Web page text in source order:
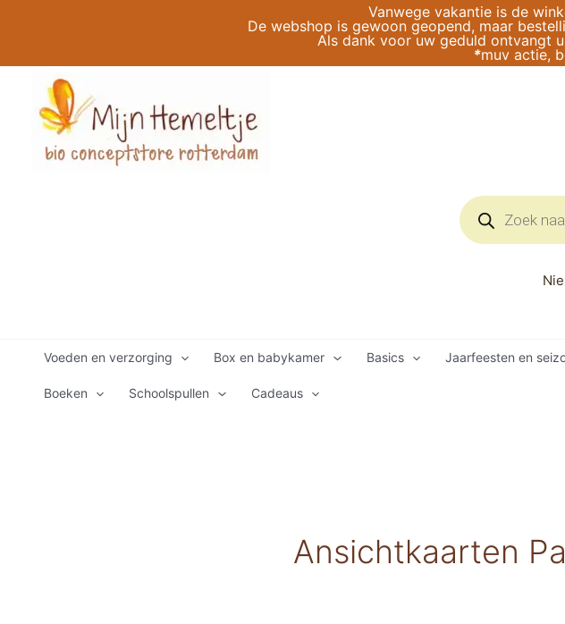
Vanwege vakantie is de
De webshop is gewoon geopend, maar
Als dank voor uw geduld ontvangt
*muv actie,
zoeken
Voeden en verzorging Box en babykamer Basics Jaarfeesten en
Boeken Schoolspullen Cadeaus
Ansichtkaarten